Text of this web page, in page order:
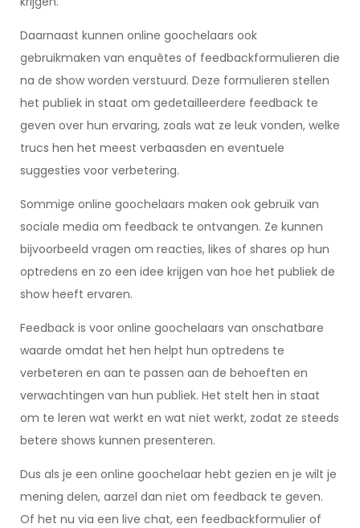
Daarnaast kunnen online goochelaars ook
gebruikmaken van enquêtes of feedbackformulieren die
na de show worden verstuurd. Deze formulieren stellen
het publiek in staat om gedetailleerdere feedback te
geven over hun ervaring, zoals wat ze leuk vonden, welke
trucs hen het meest verbaasden en eventuele
suggesties voor verbetering.
Sommige online goochelaars maken ook gebruik van
sociale media om feedback te ontvangen. Ze kunnen
bijvoorbeeld vragen om reacties, likes of shares op hun
optredens en zo een idee krijgen van hoe het publiek de
show heeft ervaren.
Feedback is voor online goochelaars van onschatbare
waarde omdat het hen helpt hun optredens te
verbeteren en aan te passen aan de behoeften en
verwachtingen van hun publiek. Het stelt hen in staat
om te leren wat werkt en wat niet werkt, zodat ze steeds
betere shows kunnen presenteren.
Dus als je een online goochelaar hebt gezien en je wilt je
mening delen, aarzel dan niet om feedback te geven.
Of het nu via een live chat, een feedbackformulier of